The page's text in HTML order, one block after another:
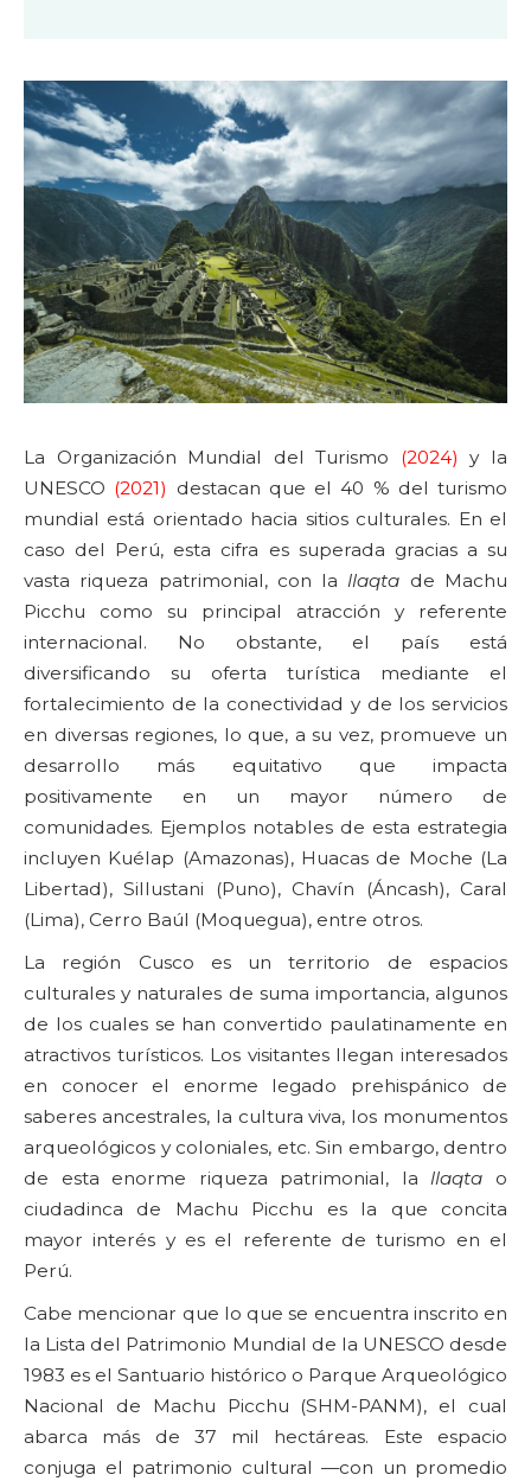
La Organización Mundial del Turismo (2024) y la
UNESCO (2021) destacan que el 40 % del turismo
mundial está orientado hacia sitios culturales. En el
caso del Perú, esta cifra es superada gracias a su
vasta riqueza patrimonial, con lallaqta de Machu
Picchu como su principal atracción y referente
internacional. No obstante, el país está
diversificando su oferta turística mediante el
fortalecimiento de la conectividad y de los servicios
en diversas regiones, lo que, a su vez, promueve un
desarrollo más equitativo que impacta
positivamente en un mayor número de
comunidades. Ejemplos notables de esta estrategia
incluyen Kuélap (Amazonas), Huacas de Moche (La
Libertad), Sillustani (Puno), Chavín (Áncash), Caral
(Lima), Cerro Baúl (Moquegua), entre otros.
La región Cusco es un territorio de espacios
culturales y naturales de suma importancia, algunos
de los cuales se han convertido paulatinamente en
atractivos turísticos. Los visitantes llegan interesados
en conocer el enorme legado prehispánico de
saberes ancestrales, la cultura viva, los monumentos
arqueológicos y coloniales, etc. Sin embargo, dentro
de esta enorme riqueza patrimonial, lallaqta o
ciudadinca de Machu Picchu es la que concita
mayor interés y es el referente de turismo en el
Perú.
Cabe mencionar que lo que se encuentra inscrito en
la Lista del Patrimonio Mundial de la UNESCO desde
1983 es el Santuario histórico o Parque Arqueológico
Nacional de Machu Picchu (SHM-PANM), el cual
abarca más de 37 mil hectáreas. Este espacio
conjuga el patrimonio cultural —con un promedio